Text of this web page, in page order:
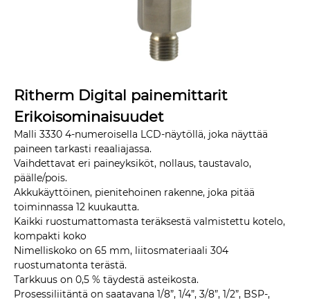
Ritherm Digital painemittarit
Erikoisominaisuudet
Malli 3330 4-numeroisella LCD-näytöllä, joka näyttää
paineen tarkasti reaaliajassa.
Vaihdettavat eri paineyksiköt, nollaus, taustavalo,
päälle/pois.
Akkukäyttöinen, pienitehoinen rakenne, joka pitää
toiminnassa 12 kuukautta.
Kaikki ruostumattomasta teräksestä valmistettu kotelo,
kompakti koko
Nimelliskoko on 65 mm, liitosmateriaali 304
ruostumatonta terästä.
Tarkkuus on 0,5 % täydestä asteikosta.
Prosessiliitäntä on saatavana 1/8”, 1/4”, 3/8”, 1/2”, BSP-,